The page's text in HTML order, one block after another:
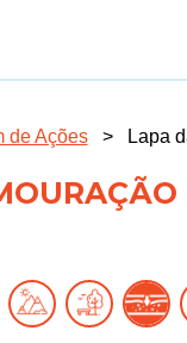
de Ações > Lapa